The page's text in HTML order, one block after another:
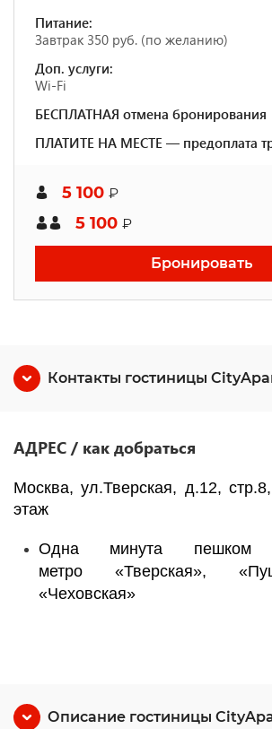
Питание:
Завтрак 350 руб. (по желанию)
Доп. услуги:
Wi-Fi
БЕСПЛАТНАЯ отмена бронирования
ПЛАТИТЕ НА МЕСТЕ — предоплата
5 100 ₽
5 100 ₽
Бронировать
Контакты гостиницы
АДРЕС / как добраться
Москва, ул.Тверская, д.12,
этаж
Одна минута пешком
метро «Тверская»,
«Чеховская»
Описание гостиницы